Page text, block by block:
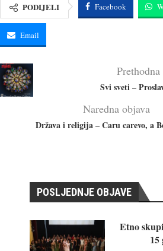
PODIJELI Facebook
Email
Svi sveti –
Naredna objava
Država i religija – Caru carevo, a
POSLJEDNJE OBJAVE
Etno
15